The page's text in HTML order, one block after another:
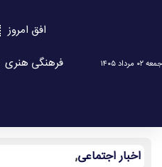
جمعه ۰۲ مرداد ۱۴۰۵
افق امروز
فرهنگی هنری
اخبار اجتماعی,